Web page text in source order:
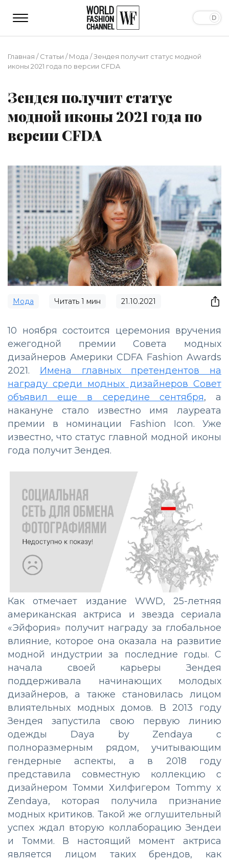
Главная /Статьи /Мода /Зендея получит статус модной
иконы 2021 года по версии CFDA
Зендея получит статус
модной иконы 2021 года по
версии CFDA
Мода Читать 1 мин 21.10.2021
10 ноября состоится церемония вручения
ежегодной премии Совета модных
дизайнеров Америки CDFA Fashion Awards
2021. Имена главных претендентов на
награду среди модных дизайнеров Совет
объявил еще в середине сентября, а
накануне стало известно имя лауреата
премии в номинации Fashion Icon. Уже
известно, что статус главной модной иконы
года получит Зендея.
Как отмечает издание WWD, 25-летняя
американская актриса и звезда сериала
«Эйфория» получит награду за глобальное
влияние, которое она оказала на развитие
модной индустрии за последние годы. С
начала своей карьеры Зендея
поддерживала начинающих молодых
дизайнеров, а также становилась лицом
влиятельных модных домов. В 2013 году
Зендея запустила свою первую линию
одежды Daya by Zendaya с
полноразмерным рядом, учитывающим
гендерные аспекты, а в 2018 году
представила совместную коллекцию с
дизайнером Томми Хилфигером Tommy x
Zendaya, которая получила признание
модных критиков. Такой же оглушительный
успех ждал вторую коллаборацию Зендеи
и Томми. В настоящий момент актриса
является лицом таких брендов, как